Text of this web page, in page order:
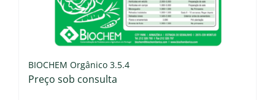
BIOCHEM Orgânico 3.5.4
Preço sob consulta